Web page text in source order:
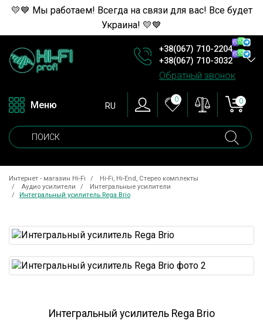
💛💙 Мы работаем! Всегда на связи для вас! Все будет
Украина! 💛💙
+38(067) 710-2204
+38(067) 710-3032
Обратный звонок
Меню RU
0 0
Интернет - магазин Hi-Fi
Hi-Fi, Hi-End, Стерео комплекты
Аудио усилители
Интегральные усилители
Интегральный усилитель Rega Brio
Интегральный усилитель Rega Brio